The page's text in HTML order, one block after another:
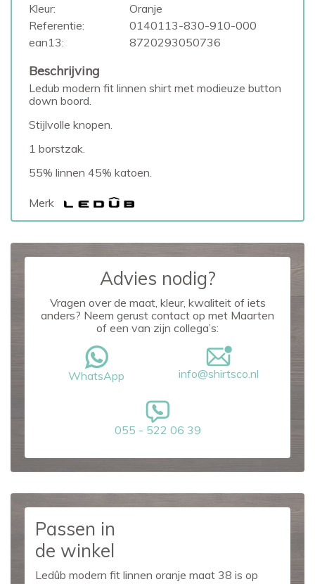
Kleur:
Oranje
Referentie:
0140113-830-910-000
ean13:
8720293050736
Beschrijving
Ledub modern fit linnen shirt met modieuze button
down boord.
Stijlvolle knopen.
1 borstzak.
55% linnen 45% katoen.
Merk
Advies nodig?
Vragen over de maat, kleur, kwaliteit of iets
anders? Neem gerust contact op met Maarten
of een van zijn collega’s:
WhatsApp info@shirtsco.nl
055 - 522 06 39
Passen in
de winkel
Ledûb modern fit linnen oranje maat 38 is op